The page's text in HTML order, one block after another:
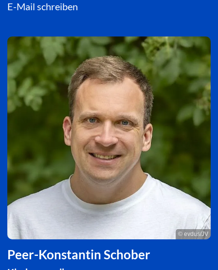
E-Mail schreiben
© evdus/JV
Peer-Konstantin Schober